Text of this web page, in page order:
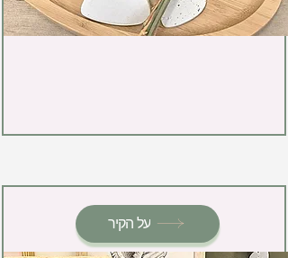
על הקיר